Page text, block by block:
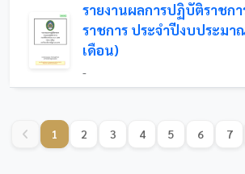
รายงานผลการปฏิบัติราชก
ราชการ ประจำปีงบประมา
เดือน)
-
1 2 3 4 5 6 7